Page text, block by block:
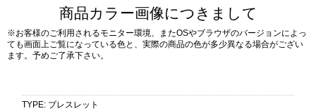
商品カラー画像につきまして
※お客様のご利用されるモニター環境、またOSやブラウザのバージョンによっ
ても画面上ご覧になっている色と、実際の商品の色が多少異なる場合がござい
ます。予めご了承下さい。
TYPE: ブレスレット